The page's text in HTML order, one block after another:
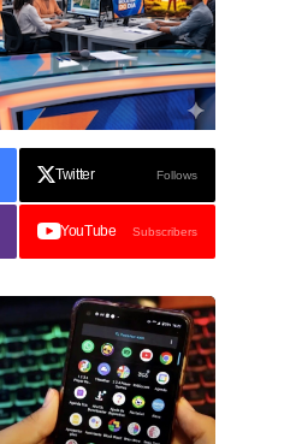
Twitter Follows
YouTube Subscribers